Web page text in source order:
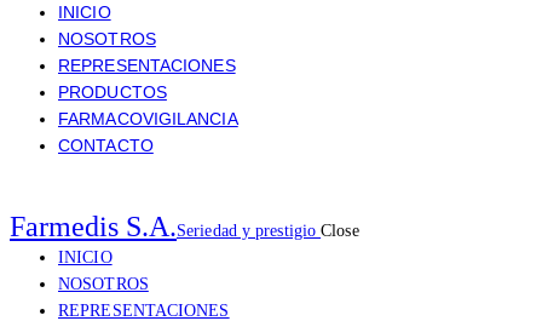
INICIO
NOSOTROS
REPRESENTACIONES
PRODUCTOS
FARMACOVIGILANCIA
CONTACTO
Farmedis S.A.Seriedad y prestigio Close
INICIO
NOSOTROS
REPRESENTACIONES